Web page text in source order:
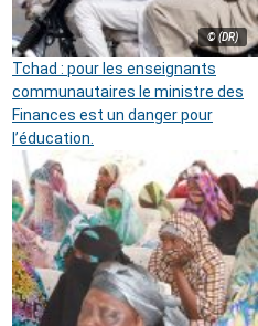
© (DR)
Tchad : pour les enseignants
communautaires le ministre des
Finances est un danger pour
l’éducation.